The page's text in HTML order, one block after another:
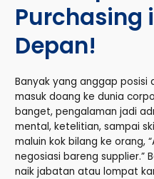
Purchasing
Depan!
Banyak yang anggap posisi
masuk doang ke dunia
banget, pengalaman jadi
mental, ketelitian, sampai
maluin kok bilang ke orang,
negosiasi bareng supplier.”
naik jabatan atau lompat